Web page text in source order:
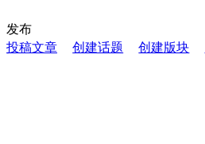
发布
投稿文章
创建话题 创建版块